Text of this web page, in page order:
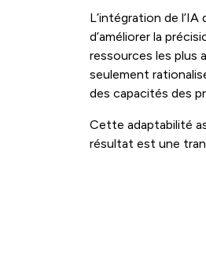
L’intégration de
d’améliorer la
ressources les plus
seulement
des capacités des
Cette adaptabilité
résultat est une